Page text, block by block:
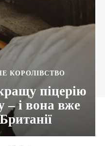
КОРОЛІВСТВО
піцерію
– і вона вже